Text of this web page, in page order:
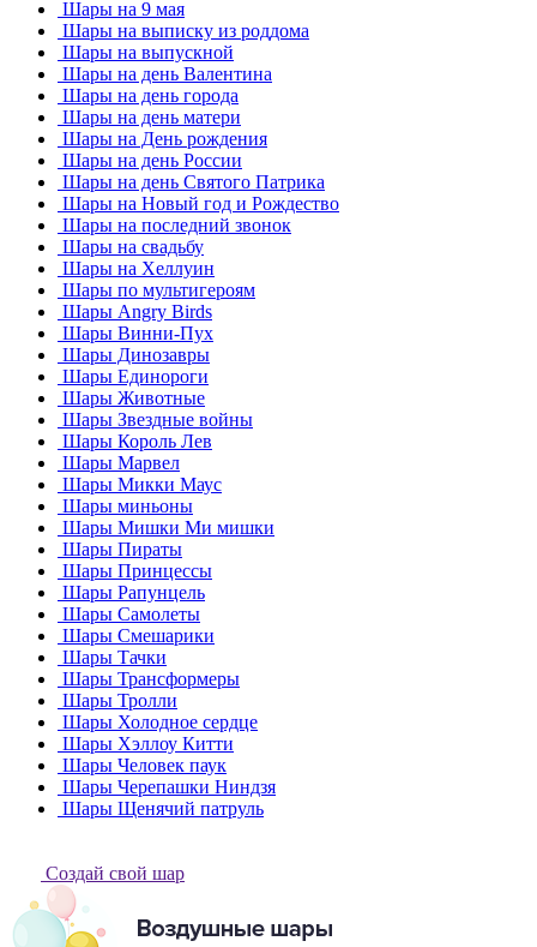
Шары на 9 мая
Шары на выписку из роддома
Шары на выпускной
Шары на день Валентина
Шары на день города
Шары на день матери
Шары на День рождения
Шары на день России
Шары на день Святого Патрика
Шары на Новый год и Рождество
Шары на последний звонок
Шары на свадьбу
Шары на Хеллуин
Шары по мультигероям
Шары Angry Birds
Шары Винни-Пух
Шары Динозавры
Шары Единороги
Шары Животные
Шары Звездные войны
Шары Король Лев
Шары Марвел
Шары Микки Маус
Шары миньоны
Шары Мишки Ми мишки
Шары Пираты
Шары Принцессы
Шары Рапунцель
Шары Самолеты
Шары Смешарики
Шары Тачки
Шары Трансформеры
Шары Тролли
Шары Холодное сердце
Шары Хэллоу Китти
Шары Человек паук
Шары Черепашки Ниндзя
Шары Щенячий патруль
Создай свой шар